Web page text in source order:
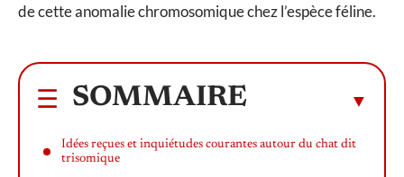
de cette anomalie chromosomique chez l’espèce féline.
SOMMAIRE
Idées reçues et inquiétudes courantes autour du chat dit
trisomique